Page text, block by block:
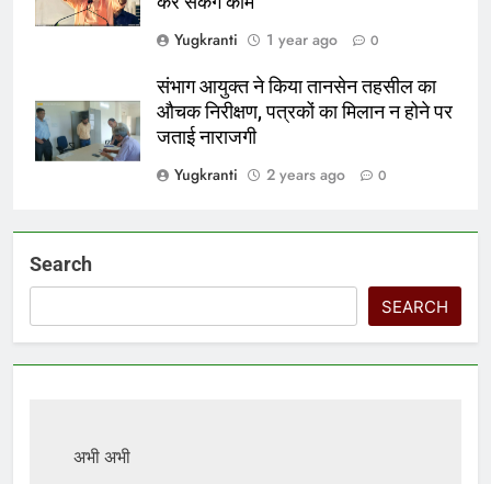
Yugkranti
1 year ago 0
संभाग आयुक्त ने किया तानसेन तहसील का
औचक निरीक्षण, पत्रकों का मिलान न होने पर
जताई नाराजगी
Yugkranti
2 years ago 0
Search
SEARCH
अभी अभी